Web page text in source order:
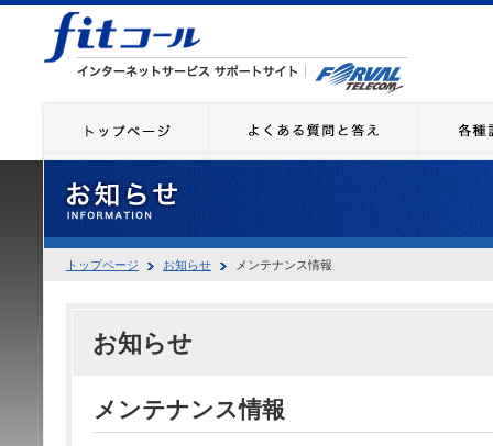
トップページ お知らせ メンテナンス情報
お知らせ
メンテナンス情報